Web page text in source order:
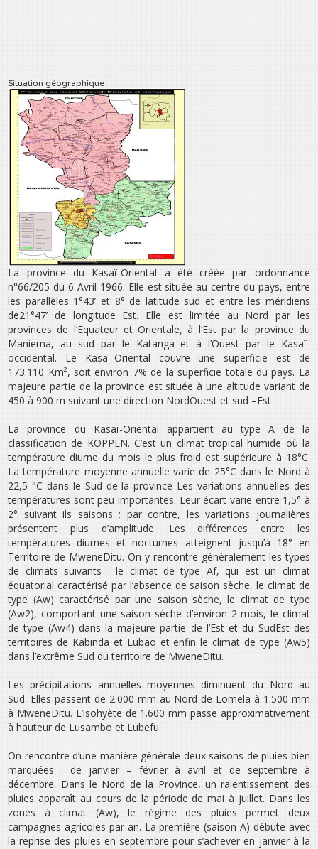
Situation géographique
La province du Kasaï-Oriental a été créée par ordonnance
n°66/205 du 6 Avril 1966. Elle est située au centre du pays, entre
les parallèles 1°43’ et 8° de latitude sud et entre les méridiens
de21°47’ de longitude Est. Elle est limitée au Nord par les
provinces de l’Equateur et Orientale, à l’Est par la province du
Maniema, au sud par le Katanga et à l’Ouest par le Kasaï­
occidental. Le Kasaï-Oriental couvre une superficie est de
173.110 Km², soit environ 7% de la superficie totale du pays. La
majeure partie de la province est située à une altitude variant de
450 à 900 m suivant une direction Nord­Ouest et sud –Est
La province du Kasaï-Oriental appartient au type A de la
classification de KOPPEN. C’est un climat tropical humide où la
température diurne du mois le plus froid est supérieure à 18°C.
La température moyenne annuelle varie de 25°C dans le Nord à
22,5 °C dans le Sud de la province Les variations annuelles des
températures sont peu importantes. Leur écart varie entre 1,5° à
2° suivant ils saisons : par contre, les variations journalières
présentent plus d’amplitude. Les différences entre les
températures diurnes et nocturnes atteignent jusqu’à 18° en
Territoire de Mwene­Ditu. On y rencontre généralement les types
de climats suivants : le climat de type Af, qui est un climat
équatorial caractérisé par l’absence de saison sèche, le climat de
type (Aw) caractérisé par une saison sèche, le climat de type
(Aw2), comportant une saison sèche d’environ 2 mois, le climat
de type (Aw4) dans la majeure partie de l’Est et du Sud­Est des
territoires de Kabinda et Lubao et enfin le climat de type (Aw5)
dans l’extrême Sud du territoire de Mwene­Ditu.
Les précipitations annuelles moyennes diminuent du Nord au
Sud. Elles passent de 2.000 mm au Nord de Lomela à 1.500 mm
à Mwene­Ditu. L’isohyète de 1.600 mm passe approximativement
à hauteur de Lusambo et Lubefu.
On rencontre d’une manière générale deux saisons de pluies bien
marquées : de janvier – février à avril et de septembre à
décembre. Dans le Nord de la Province, un ralentissement des
pluies apparaît au cours de la période de mai à juillet. Dans les
zones à climat (Aw), le régime des pluies permet deux
campagnes agricoles par an. La première (saison A) débute avec
la reprise des pluies en septembre pour s’achever en janvier à la